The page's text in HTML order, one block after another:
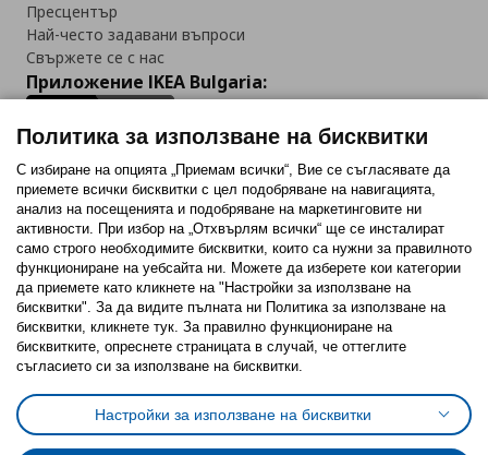
Пресцентър
Най-често задавани въпроси
Свържете се с нас
Приложение IKEA Bulgaria:
Последвайте ни:
FacebookTwitterYoutubePinterestInstagram
Политика за използване на бисквитки (Cookies)
Избор на настройки за използване на бисквитки
Условия за ползване на ikea.bgОбща политика за личните данни
Политика за защита на личните данни на ikea.bg
Политика за използване на бисквитки
С избиране на опцията „Приемам всички“, Вие се съгласявате да
приемете всички бисквитки с цел подобряване на навигацията,
анализ на посещенията и подобряване на маркетинговите ни
активности. При избор на „Отхвърлям всички“ ще се инсталират
само строго необходимитe бисквитки, които са нужни за правилното
функциониране на уебсайта ни. Можете да изберете кои категории
да приемете като кликнете на "Настройки за използване на
бисквитки". За да видите пълната ни Политика за използване на
бисквитки, кликнете тук. За правилно функциониране на
бисквитките, опреснете страницата в случай, че оттеглите
съгласието си за използване на бисквитки.
Настройки за използване на бисквитки